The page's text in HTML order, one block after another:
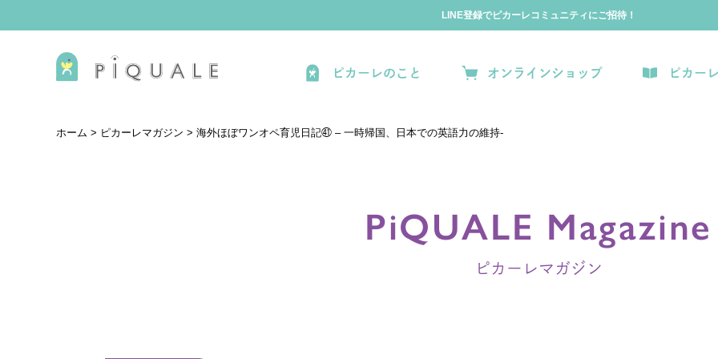
LINE登録でピカーレコミュニティにご招待！
ピカーレのこと オンラインショップ ピカー
ホーム > ピカーレマガジン > 海外ほぼワンオペ育児日記㊶ – 一時帰国、日本での英語力の維持-
PiQUALE Magazine
ピカーレマガジン